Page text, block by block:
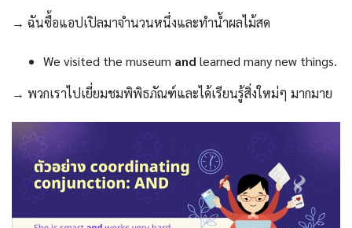
→ ฉันซื้อแอปเปิลมาจำนวนหนึ่งและทำน้ำผลไม้สด
We visited the museum and learned many new things.
→ พวกเราไปเยี่ยมชมพิพิธภัณฑ์และได้เรียนรู้สิ่งใหม่ๆ มากมาย